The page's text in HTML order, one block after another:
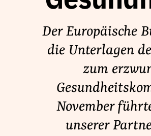
Der Europäische
die Unterlagen
zum
November
unserer